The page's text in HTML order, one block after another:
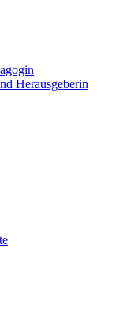
Herausgeberin